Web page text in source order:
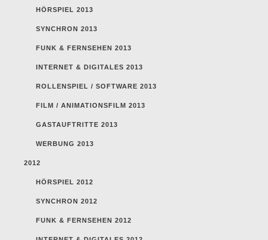
HÖRSPIEL 2013
SYNCHRON 2013
FUNK & FERNSEHEN 2013
INTERNET & DIGITALES 2013
ROLLENSPIEL / SOFTWARE 2013
FILM / ANIMATIONSFILM 2013
GASTAUFTRITTE 2013
WERBUNG 2013
2012
HÖRSPIEL 2012
SYNCHRON 2012
FUNK & FERNSEHEN 2012